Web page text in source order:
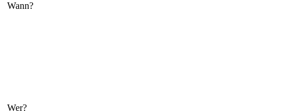
Wann?
Wer?